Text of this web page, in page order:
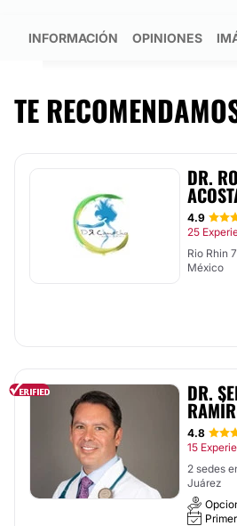
INFORMACIÓN OPINIONES
TE
DR.
4.9
25
Rio Rhin
México
DR.
4.8
15
2 sedes
Juárez